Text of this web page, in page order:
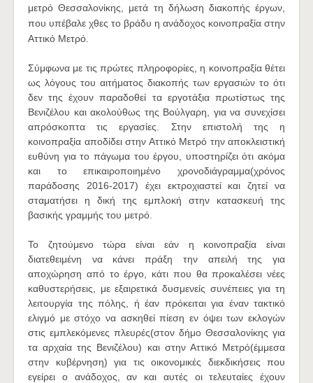
μετρό Θεσσαλονίκης, μετά τη δήλωση διακοπής έργων,
που υπέβαλε χθες το βράδυ η ανάδοχος κοινοπραξία στην
Αττικό Μετρό.
Σύμφωνα με τις πρώτες πληροφορίες, η κοινοπραξία θέτει
ως λόγους του αιτήματος διακοπής των εργασιών το ότι
δεν της έχουν παραδοθεί τα εργοτάξια πρωτίστως της
Βενιζέλου και ακολούθως της Βούλγαρη, για να συνεχίσει
απρόσκοπτα τις εργασίες. Στην επιστολή της η
κοινοπραξία αποδίδει στην Αττικό Μετρό την αποκλειστική
ευθύνη για τo πάγωμα του έργου, υποστηρίζει ότι ακόμα
και το επικαιροποιημένο χρονοδιάγραμμα(χρόνος
παράδοσης 2016-2017) έχει εκτροχιαστεί και ζητεί να
σταματήσει η δική της εμπλοκή στην κατασκευή της
βασικής γραμμής του μετρό.
Το ζητούμενο τώρα είναι εάν η κοινοπραξία είναι
διατεθειμένη να κάνει πράξη την απειλή της για
αποχώρηση από το έργο, κάτι που θα προκαλέσει νέες
καθυστερήσεις, με εξαιρετικά δυσμενείς συνέπειες για τη
λειτουργία της πόλης, ή έαν πρόκειται για έναν τακτικό
ελιγμό με στόχο να ασκηθεί πίεση εν όψει των εκλογών
στις εμπλεκόμενες πλευρές(στον δήμο Θεσσαλονίκης για
τα αρχαία της Βενιζέλου) και στην Αττικό Μετρό(έμμεσα
στην κυβέρνηση) για τις οικονομικές διεκδικήσεις που
εγείρει ο ανάδοχος, αν και αυτές οι τελευταίες έχουν